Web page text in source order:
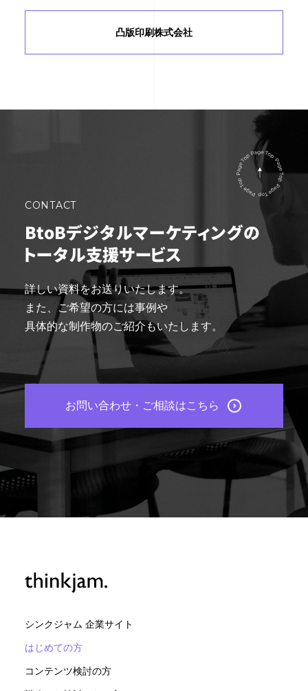
凸版印刷株式会社
CONTACT
BtoBデジタルマーケティングの
トータル支援サービス
詳しい資料をお送りいたします。
また、ご希望の方には事例や
具体的な制作物のご紹介もいたします。
お問い合わせ・ご相談はこちら
シンクジャム 企業サイト
はじめての方
コンテンツ検討の方